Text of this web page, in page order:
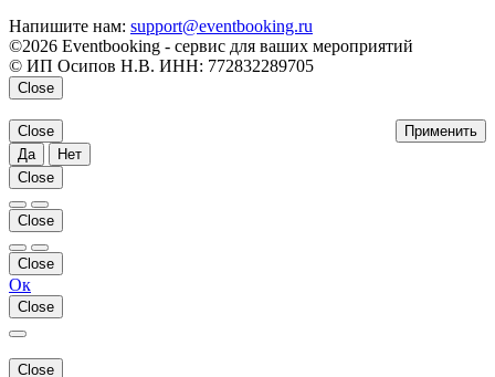
Напишите нам: support@eventbooking.ru
©2026 Eventbooking - сервис для ваших мероприятий
© ИП Осипов Н.В. ИНН: 772832289705
Close
Применить
Close
Да
Нет
Close
Close
Close
Ок
Close
Close